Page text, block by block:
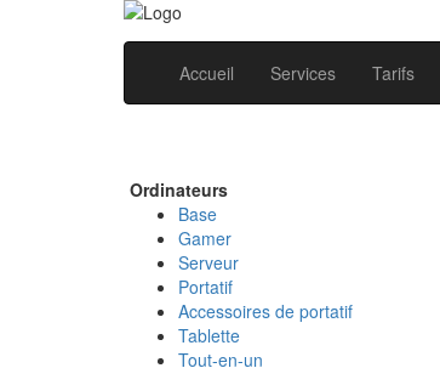
Accueil Services Tarifs
Ordinateurs
Base
Gamer
Serveur
Portatif
Accessoires de portatif
Tablette
Tout-en-un